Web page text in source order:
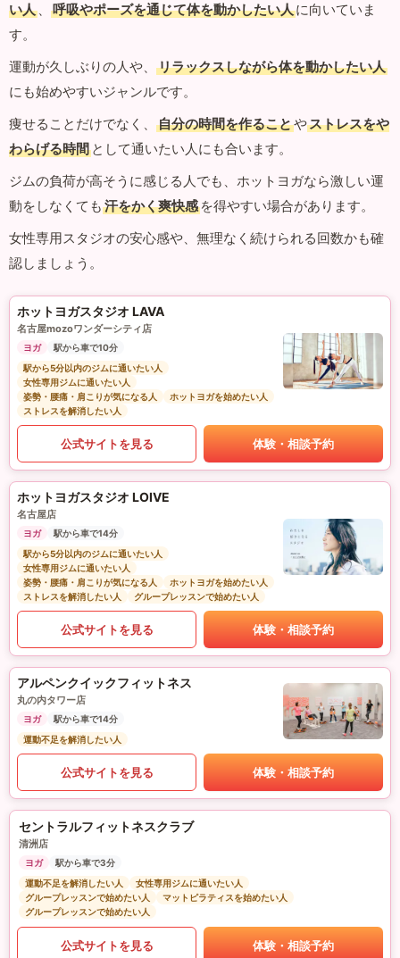
い人 、 呼吸やポーズを通じて体を動かしたい人に向いていま
す。
運動が久しぶりの人や、
リラックスしながら体を動かしたい人
にも始めやすいジャンルです。
痩せることだけでなく、
自分の時間を作ることやストレスをや
わらげる時間 として通いたい人にも合います。
ジムの負荷が高そうに感じる人でも、ホットヨガなら激しい運
動をしなくても 汗をかく爽快感 を得やすい場合があります。
女性専用スタジオの安心感や、無理なく続けられる回数かも確
認しましょう。
ホットヨガスタジオ LAVA
名古屋mozoワンダーシティ店
ヨガ
駅から車で10分
駅から5分以内のジムに通いたい人
女性専用ジムに通いたい人
姿勢・腰痛・肩こりが気になる人
ホットヨガを始めたい人
ストレスを解消したい人
公式サイトを見る 体験・相談予約
ホットヨガスタジオ LOIVE
名古屋店
ヨガ
駅から車で14分
駅から5分以内のジムに通いたい人
女性専用ジムに通いたい人
姿勢・腰痛・肩こりが気になる人
ホットヨガを始めたい人
ストレスを解消したい人
グループレッスンで始めたい人
公式サイトを見る 体験・相談予約
アルペンクイックフィットネス
丸の内タワー店
ヨガ
駅から車で14分
運動不足を解消したい人
公式サイトを見る 体験・相談予約
セントラルフィットネスクラブ
清洲店
ヨガ
駅から車で3分
運動不足を解消したい人
女性専用ジムに通いたい人
グループレッスンで始めたい人
マットピラティスを始めたい人
グループレッスンで始めたい人
公式サイトを見る 体験・相談予約